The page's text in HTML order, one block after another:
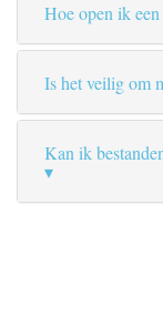
Hoe open ik
Is het veilig om
Kan ik